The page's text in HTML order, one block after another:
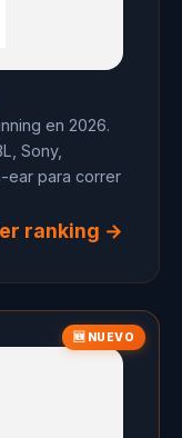
en 2026.
Sony,
ear para correr
ranking →
🆕 NUEVO